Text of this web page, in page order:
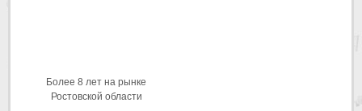
Более 8 лет на рынке
Ростовской области